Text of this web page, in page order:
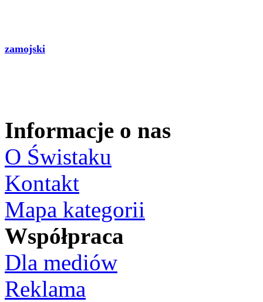
zamojski
Informacje o nas
O Świstaku
Kontakt
Mapa kategorii
Współpraca
Dla mediów
Reklama